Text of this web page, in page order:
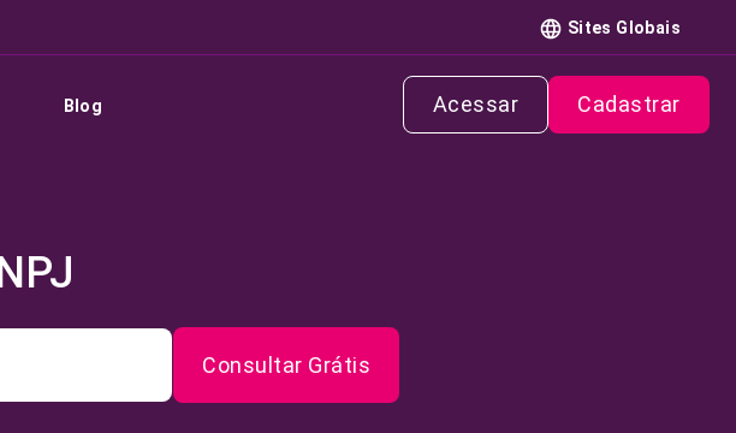
Sites Globais
Blog Acessar Cadastrar
Consultar Grátis